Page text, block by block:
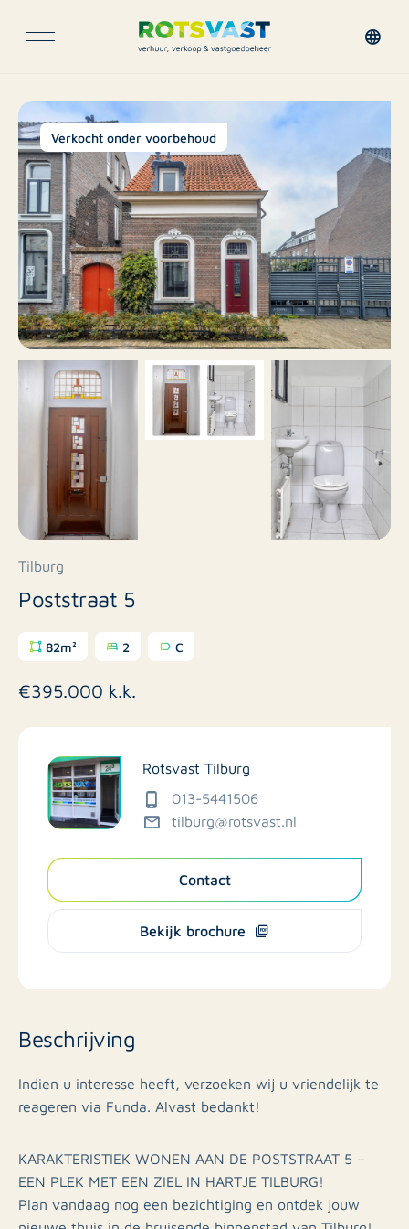
Verkocht onder voorbehoud
Tilburg
Poststraat 5
82m² 2 C
€395.000 k.k.
Rotsvast Tilburg
013-5441506
tilburg@rotsvast.nl
Contact
Bekijk brochure
Beschrijving
Indien u interesse heeft, verzoeken wij u vriendelijk te
reageren via Funda. Alvast bedankt!
KARAKTERISTIEK WONEN AAN DE POSTSTRAAT 5 –
EEN PLEK MET EEN ZIEL IN HARTJE TILBURG!
Plan vandaag nog een bezichtiging en ontdek jouw